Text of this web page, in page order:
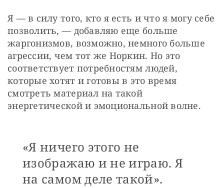
Я — в силу того, кто я есть и что я могу себе
позволить, — добавляю еще больше
жаргонизмов, возможно, немного больше
агрессии, чем тот же Норкин. Но это
соответствует потребностям людей,
которые хотят и готовы в это время
смотреть материал на такой
энергетической и эмоциональной волне.
«Я ничего этого не
изображаю и не играю. Я
на самом деле такой».